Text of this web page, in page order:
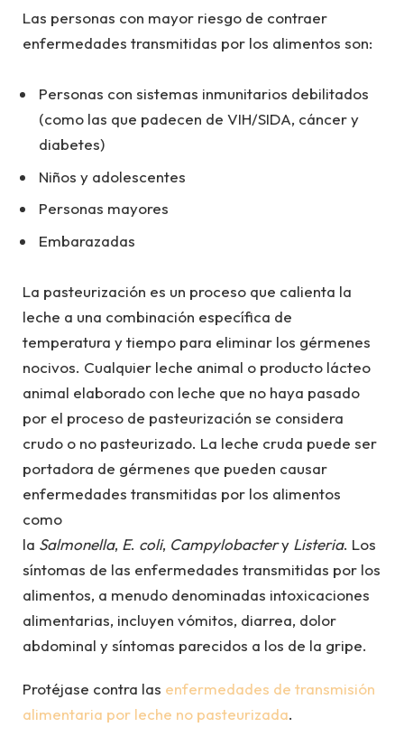
Las personas con mayor riesgo de contraer
enfermedades transmitidas por los alimentos son:
Personas con sistemas inmunitarios debilitados
(como las que padecen de VIH/SIDA, cáncer y
diabetes)
Niños y adolescentes
Personas mayores
Embarazadas
La pasteurización es un proceso que calienta la
leche a una combinación específica de
temperatura y tiempo para eliminar los gérmenes
nocivos. Cualquier leche animal o producto lácteo
animal elaborado con leche que no haya pasado
por el proceso de pasteurización se considera
crudo o no pasteurizado. La leche cruda puede ser
portadora de gérmenes que pueden causar
enfermedades transmitidas por los alimentos
como
la Salmonella, E. coli, Campylobactery Listeria. Los
síntomas de las enfermedades transmitidas por los
alimentos, a menudo denominadas intoxicaciones
alimentarias, incluyen vómitos, diarrea, dolor
abdominal y síntomas parecidos a los de la gripe.
Protéjase contra las enfermedades de transmisión
alimentaria por leche no pasteurizada.